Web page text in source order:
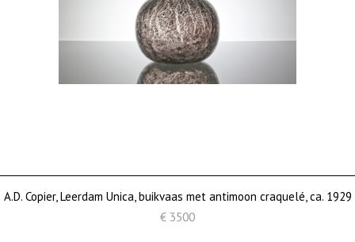
A.D. Copier, Leerdam Unica, buikvaas met antimoon craquelé, ca. 1929
€ 3500